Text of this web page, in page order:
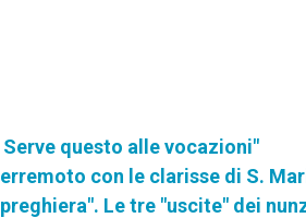
questo alle vocazioni"
con le clarisse di S.
Le tre "uscite" dei